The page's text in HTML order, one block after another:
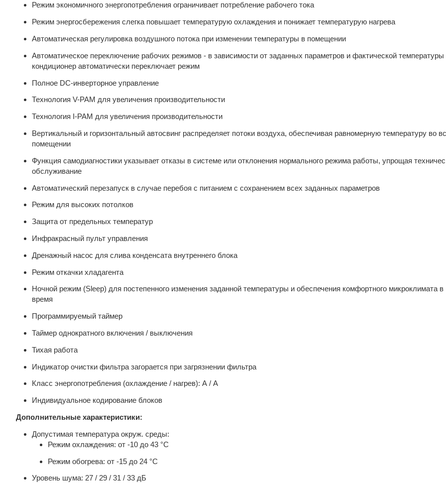
Режим экономичного энергопотребления ограничивает потребление рабочего тока
Режим энергосбережения слегка повышает температурую охлаждения и понижает температурую нагрева
Автоматическая регулировка воздушного потока при изменении температуры в помещении
Автоматическое переключение рабочих режимов - в зависимости от заданных параметров и фактической температуры
кондиционер автоматически переключает режим
Полное DC-инверторное управление
Технология V-PAM для увеличения производительности
Технология I-PAM для увеличения производительности
Вертикальный и горизонтальный автосвинг распределяет потоки воздуха, обеспечивая равномерную температуру во
помещении
Функция самодиагностики указывает отказы в системе или отклонения нормального режима работы, упрощая
обслуживание
Автоматический перезапуск в случае перебоя с питанием с сохранением всех заданных параметров
Режим для высоких потолков
Защита от предельных температур
Инфракрасный пульт управления
Дренажный насос для слива конденсата внутреннего блока
Режим откачки хладагента
Ночной режим (Sleep) для постепенного изменения заданной температуры и обеспечения комфортного микроклимата в
время
Программируемый таймер
Таймер однократного включения / выключения
Тихая работа
Индикатор очистки фильтра загорается при загрязнении фильтра
Класс энергопотребления (охлаждение / нагрев): А / А
Индивидуальное кодирование блоков
Дополнительные характеристики:
Допустимая температура окруж. среды:
Режим охлаждения: от -10 до 43 °С
Режим обогрева: от -15 до 24 °С
Уровень шума: 27 / 29 / 31 / 33 дБ